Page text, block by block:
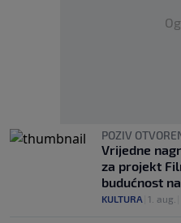
POZIV
Vrijedne
za projekt
budućnost
KULTURA 1. aug.